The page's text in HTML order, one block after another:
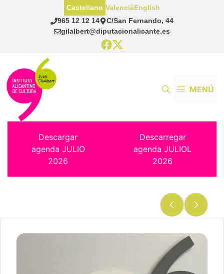
965 12 12 14
C/San Fernando, 44
gilalbert@diputacionalicante.es
Castellano ValenciàEnglish
MENÚ
Descargar
agenda JULIO
2026
Descarregar
agenda JULIOL
2026